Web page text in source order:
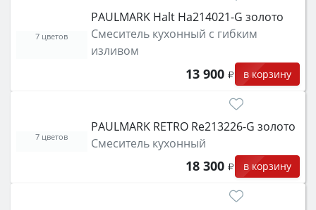
PAULMARK Halt Ha214021-G золото
Смеситель кухонный с гибким
изливом
13 900 в корзину
7 цветов
PAULMARK RETRO Re213226-G золото
Смеситель кухонный
18 300 в корзину
7 цветов